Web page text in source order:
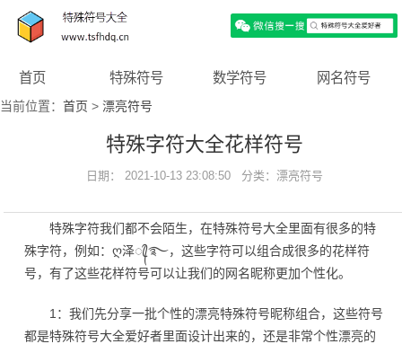
首页 特殊符号 数学符号 网名符号
当前位置： 首页 > 漂亮符号
特殊字符大全花样符号
日期： 2021-10-13 23:08:50 分类：漂亮符号
特殊字符我们都不会陌生，在特殊符号大全里面有很多的特
殊字符，例如：ღ泽ꦿ᭄࿐，这些字符可以组合成很多的花样符
号，有了这些花样符号可以让我们的网名昵称更加个性化。
1：我们先分享一批个性的漂亮特殊符号昵称组合，这些符号
都是特殊符号大全爱好者里面设计出来的，还是非常个性漂亮的